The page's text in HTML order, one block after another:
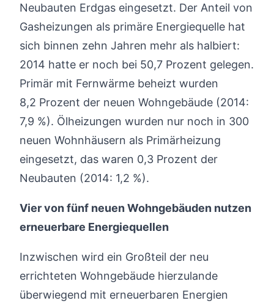
Neubauten Erdgas eingesetzt. Der Anteil von
Gasheizungen als primäre Energiequelle hat
sich binnen zehn Jahren mehr als halbiert:
2014 hatte er noch bei 50,7 Prozent gelegen.
Primär mit Fernwärme beheizt wurden
8,2 Prozent der neuen Wohngebäude (2014:
7,9 %). Ölheizungen wurden nur noch in 300
neuen Wohnhäusern als Primärheizung
eingesetzt, das waren 0,3 Prozent der
Neubauten (2014: 1,2 %).
Vier von fünf neuen Wohngebäuden nutzen
erneuerbare Energiequellen
Inzwischen wird ein Großteil der neu
errichteten Wohngebäude hierzulande
überwiegend mit erneuerbaren Energien